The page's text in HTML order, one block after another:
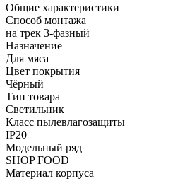
Общие характеристики
Способ монтажа
на трек 3-фазный
Назначение
Для мяса
Цвет покрытия
Чёрный
Тип товара
Светильник
Класс пылевлагозащиты
IP20
Модельный ряд
SHOP FOOD
Материал корпуса